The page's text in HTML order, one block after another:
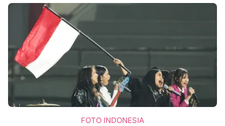
FOTO INDONESIA